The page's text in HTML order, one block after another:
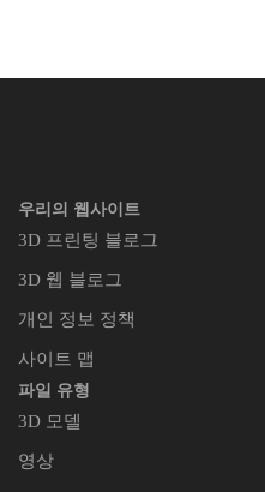
우리의 웹사이트
3D 프린팅 블로그
3D 웹 블로그
개인 정보 정책
사이트 맵
파일 유형
3D 모델
영상